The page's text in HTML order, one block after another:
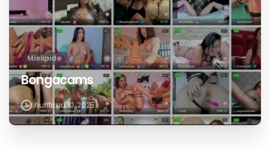
Mielipide
Bongacams
huhtikuu 10, 2025